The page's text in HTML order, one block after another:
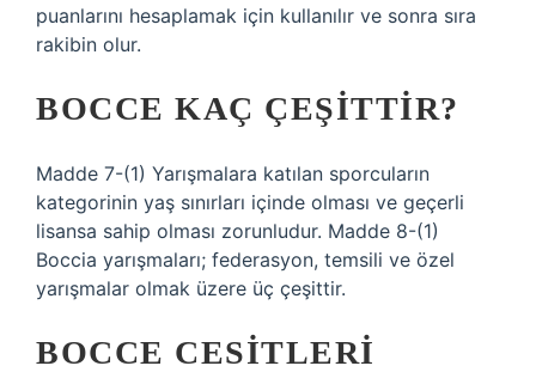
puanlarını hesaplamak için kullanılır ve sonra sıra
rakibin olur.
BOCCE KAÇ ÇEŞITTIR?
Madde 7-(1) Yarışmalara katılan sporcuların
kategorinin yaş sınırları içinde olması ve geçerli
lisansa sahip olması zorunludur. Madde 8-(1)
Boccia yarışmaları; federasyon, temsili ve özel
yarışmalar olmak üzere üç çeşittir.
BOCCE CESITLERI